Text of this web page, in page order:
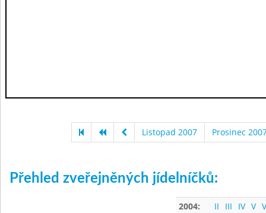
Listopad 2007 Prosinec
Přehled zveřejněných jídelníčků:
2004: II III IV V